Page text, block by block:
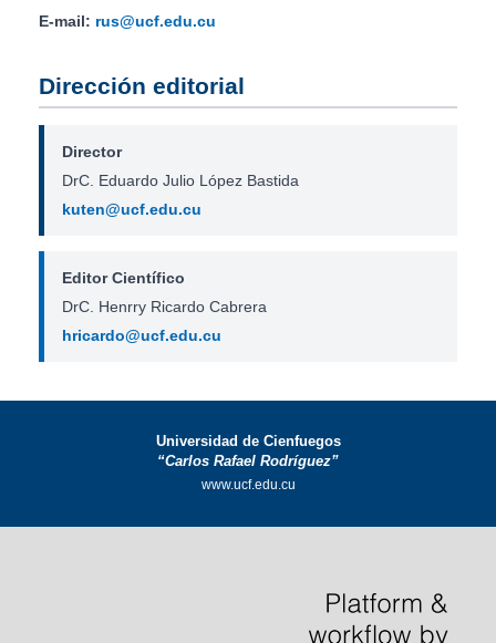
E-mail: rus@ucf.edu.cu
Dirección editorial
Director
DrC. Eduardo Julio López Bastida
kuten@ucf.edu.cu
Editor Científico
DrC. Henrry Ricardo Cabrera
hricardo@ucf.edu.cu
Universidad de Cienfuegos
“Carlos Rafael Rodríguez”
www.ucf.edu.cu